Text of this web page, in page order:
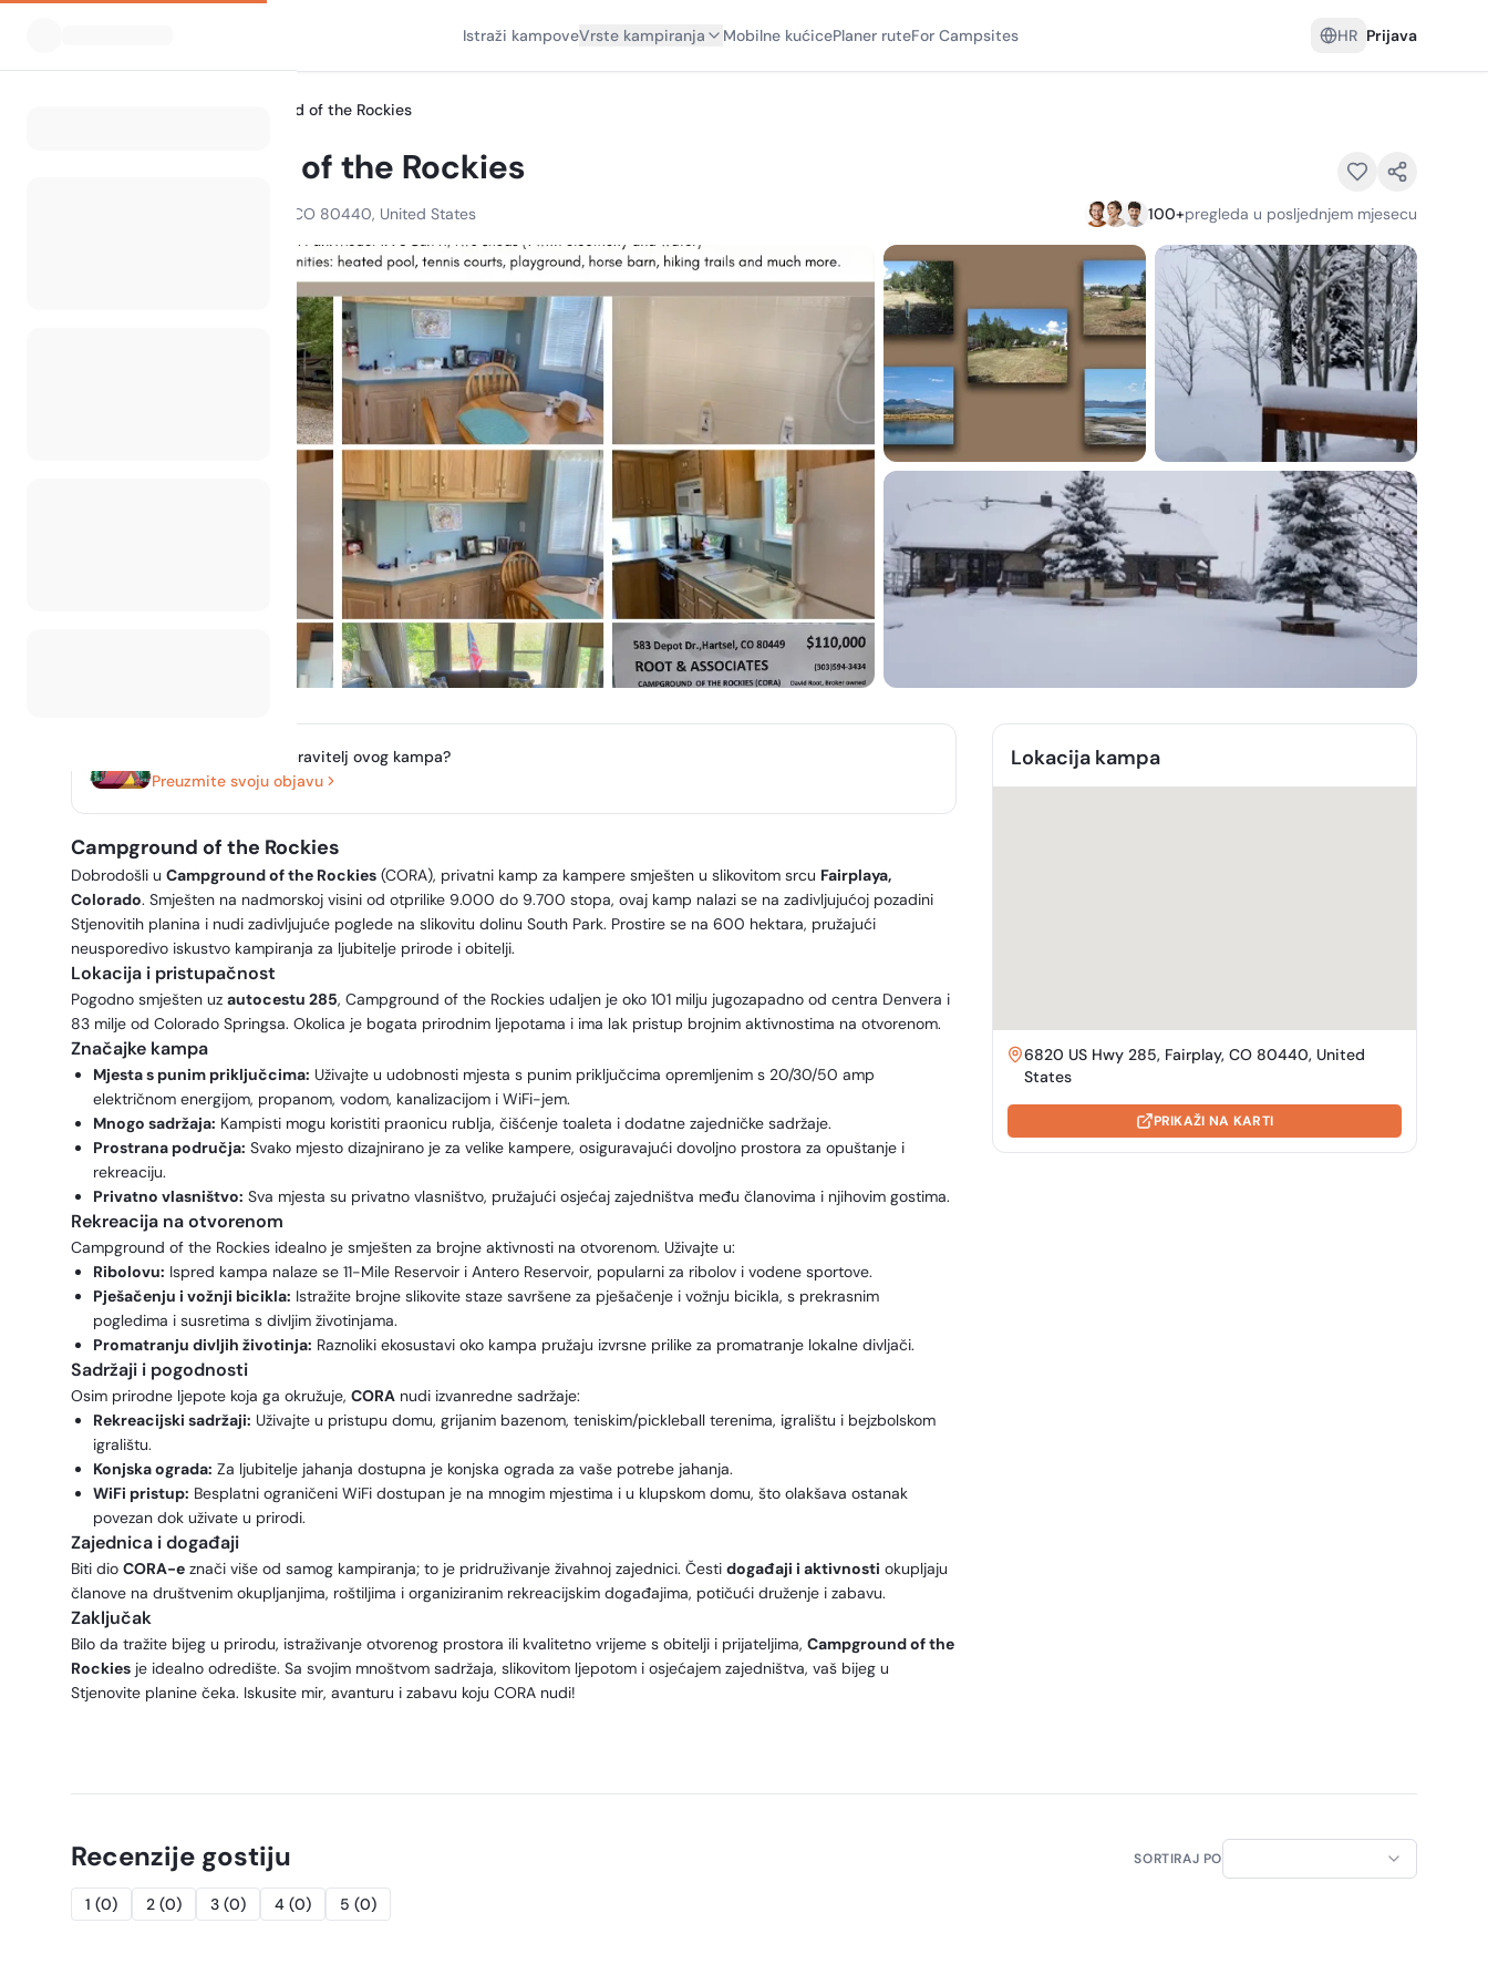
Istraži kampoveVrste kampiranja Mobilne kućicePlaner ruteFor Campsites HR Prijava
Camp Ground of the Rockies
Camp Ground of the Rockies
6820 US Hwy 285, Fairplay, CO 80440, United States 100+pregleda u posljednjem mjesecu
Jeste li vlasnik ili upravitelj ovog kampa?
Preuzmite svoju objavu
Campground of the Rockies
Dobrodošli u Campground of the Rockies (CORA), privatni kamp za kampere smješten u slikovitom srcu Fairplaya,
Colorado. Smješten na nadmorskoj visini od otprilike 9.000 do 9.700 stopa, ovaj kamp nalazi se na zadivljujućoj pozadini
Stjenovitih planina i nudi zadivljujuće poglede na slikovitu dolinu South Park. Prostire se na 600 hektara, pružajući
neusporedivo iskustvo kampiranja za ljubitelje prirode i obitelji.
Lokacija i pristupačnost
Pogodno smješten uz autocestu 285, Campground of the Rockies udaljen je oko 101 milju jugozapadno od centra Denvera i
83 milje od Colorado Springsa. Okolica je bogata prirodnim ljepotama i ima lak pristup brojnim aktivnostima na otvorenom.
Značajke kampa
Mjesta s punim priključcima: Uživajte u udobnosti mjesta s punim priključcima opremljenim s 20/30/50 amp
električnom energijom, propanom, vodom, kanalizacijom i WiFi-jem.
Mnogo sadržaja: Kampisti mogu koristiti praonicu rublja, čišćenje toaleta i dodatne zajedničke sadržaje.
Prostrana područja: Svako mjesto dizajnirano je za velike kampere, osiguravajući dovoljno prostora za opuštanje i
rekreaciju.
Privatno vlasništvo: Sva mjesta su privatno vlasništvo, pružajući osjećaj zajedništva među članovima i njihovim gostima.
Rekreacija na otvorenom
Campground of the Rockies idealno je smješten za brojne aktivnosti na otvorenom. Uživajte u:
Ribolovu: Ispred kampa nalaze se 11-Mile Reservoir i Antero Reservoir, popularni za ribolov i vodene sportove.
Pješačenju i vožnji bicikla: Istražite brojne slikovite staze savršene za pješačenje i vožnju bicikla, s prekrasnim
pogledima i susretima s divljim životinjama.
Promatranju divljih životinja: Raznoliki ekosustavi oko kampa pružaju izvrsne prilike za promatranje lokalne divljači.
Sadržaji i pogodnosti
Osim prirodne ljepote koja ga okružuje, CORA nudi izvanredne sadržaje:
Rekreacijski sadržaji: Uživajte u pristupu domu, grijanim bazenom, teniskim/pickleball terenima, igralištu i bejzbolskom
igralištu.
Konjska ograda: Za ljubitelje jahanja dostupna je konjska ograda za vaše potrebe jahanja.
WiFi pristup: Besplatni ograničeni WiFi dostupan je na mnogim mjestima i u klupskom domu, što olakšava ostanak
povezan dok uživate u prirodi.
Zajednica i događaji
Biti dio CORA-e znači više od samog kampiranja; to je pridruživanje živahnoj zajednici. Česti događaji i aktivnosti okupljaju
članove na društvenim okupljanjima, roštiljima i organiziranim rekreacijskim događajima, potičući druženje i zabavu.
Zaključak
Bilo da tražite bijeg u prirodu, istraživanje otvorenog prostora ili kvalitetno vrijeme s obitelji i prijateljima, Campground of the
Rockies je idealno odredište. Sa svojim mnoštvom sadržaja, slikovitom ljepotom i osjećajem zajedništva, vaš bijeg u
Stjenovite planine čeka. Iskusite mir, avanturu i zabavu koju CORA nudi!
Lokacija kampa
6820 US Hwy 285, Fairplay, CO 80440, United
States
PRIKAŽI NA KARTI
Recenzije gostiju
1 (0) 2 (0) 3 (0) 4 (0) 5 (0)
SORTIRAJ PO